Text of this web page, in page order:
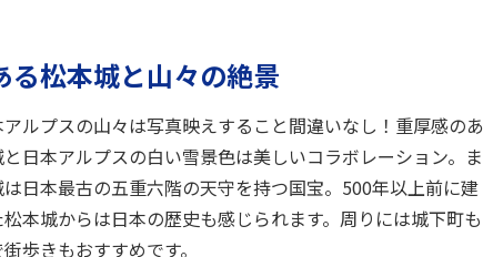
る松本城と山々の絶景
ルプスの山々は写真映えすること間違いなし！重厚感のあ
日本アルプスの白い雪景色は美しいコラボレーション。ま
は日本最古の五重六階の天守を持つ国宝。500年以上前に建
本城からは日本の歴史も感じられます。周りには城下町も
歩きもおすすめです。